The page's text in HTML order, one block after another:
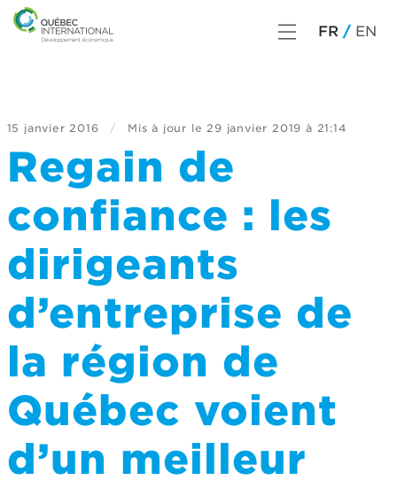
FR EN
15 janvier 2016 / Mis à jour le 29 janvier 2019 à 21:14
Regain de
confiance : les
dirigeants
d’entreprise de
la région de
Québec voient
d’un meilleur